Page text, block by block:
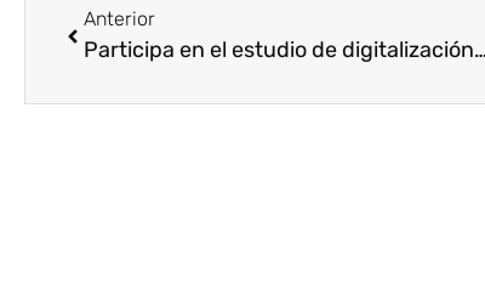
Anterior
Participa en el estudio de digitalización en la economía social